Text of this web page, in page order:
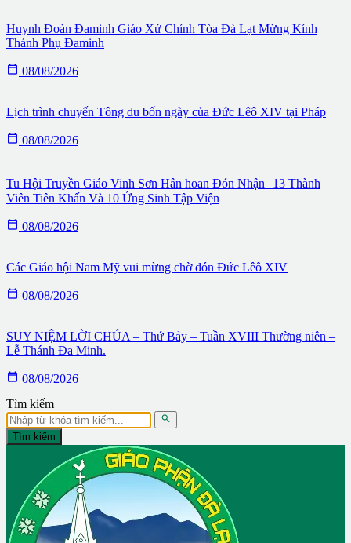
Huynh Đoàn Đaminh Giáo Xứ Chính Tòa Đà Lạt Mừng Kính
Thánh Phụ Đaminh
 08/08/2026
Lịch trình chuyến Tông du bốn ngày của Đức Lêô XIV tại Pháp
 08/08/2026
Tu Hội Truyền Giáo Vinh Sơn Hân hoan Đón Nhận 13 Thành
Viên Tiên Khấn Và 10 Ứng Sinh Tập Viện
 08/08/2026
Các Giáo hội Nam Mỹ vui mừng chờ đón Đức Lêô XIV
 08/08/2026
SUY NIỆM LỜI CHÚA – Thứ Bảy – Tuần XVIII Thường niên –
Lễ Thánh Đa Minh.
 08/08/2026
Tìm kiếm

Tìm kiếm